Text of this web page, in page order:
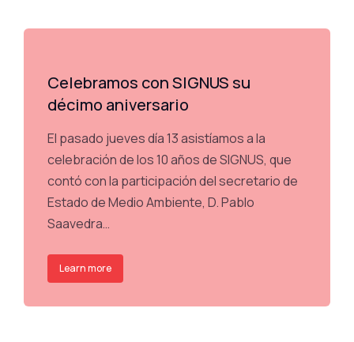
Celebramos con SIGNUS su
décimo aniversario
El pasado jueves día 13 asistíamos a la
celebración de los 10 años de SIGNUS, que
contó con la participación del secretario de
Estado de Medio Ambiente, D. Pablo
Saavedra…
Learn more